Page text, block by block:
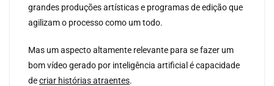
grandes produções artísticas e programas de edição que
agilizam o processo como um todo.
Mas um aspecto altamente relevante para se fazer um
bom vídeo gerado por inteligência artificial é capacidade
decriar histórias atraentes.